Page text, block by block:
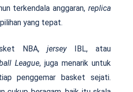
terkendala anggaran, replica
yang tepat.
NBA,jersey IBL, atau
League, juga menarik untuk
penggemar basket sejati.